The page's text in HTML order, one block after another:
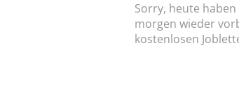
Sorry, heute haben
morgen wieder
kostenlosen